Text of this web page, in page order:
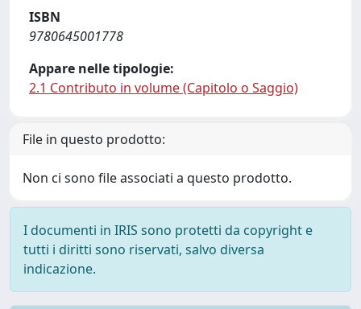
ISBN
9780645001778
Appare nelle tipologie:
2.1 Contributo in volume (Capitolo o Saggio)
File in questo prodotto:
Non ci sono file associati a questo prodotto.
I documenti in IRIS sono protetti da copyright e
tutti i diritti sono riservati, salvo diversa
indicazione.